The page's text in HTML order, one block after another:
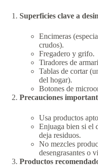
Superficies clave a
Encimeras
crudos).
Fregadero y grifo.
Tiradores de
Tablas de cortar
del hogar).
Botones de
Precauciones
Usa productos
Enjuaga bien si el
deja residuos.
No mezcles
desengrasantes o
Productos